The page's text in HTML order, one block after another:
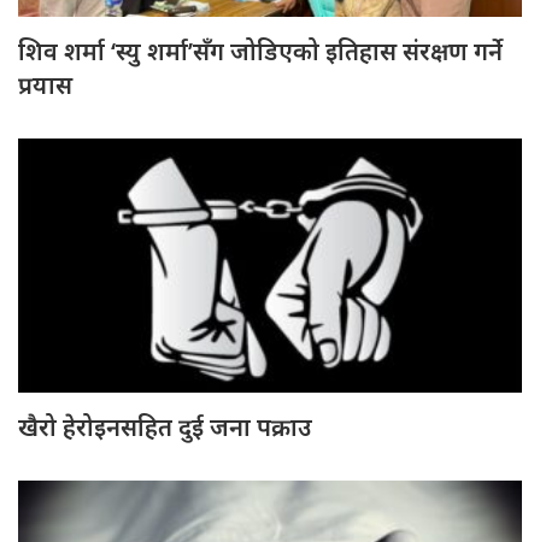
शिव शर्मा ‘स्यु शर्मा’सँग जोडिएको इतिहास संरक्षण गर्ने
प्रयास
खैरो हेरोइनसहित दुई जना पक्राउ